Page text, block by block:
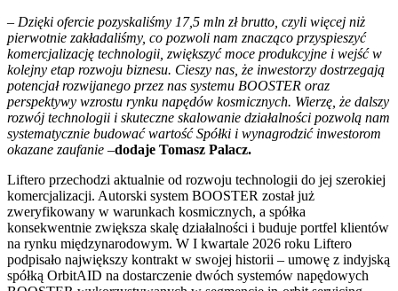
– Dzięki ofercie pozyskaliśmy 17,5 mln zł brutto, czyli więcej niż
pierwotnie zakładaliśmy, co pozwoli nam znacząco przyspieszyć
komercjalizację technologii, zwiększyć moce produkcyjne i wejść w
kolejny etap rozwoju biznesu. Cieszy nas, że inwestorzy dostrzegają
potencjał rozwijanego przez nas systemu BOOSTER oraz
perspektywy wzrostu rynku napędów kosmicznych. Wierzę, że dalszy
rozwój technologii i skuteczne skalowanie działalności pozwolą nam
systematycznie budować wartość Spółki i wynagrodzić inwestorom
okazane zaufanie –dodaje Tomasz Palacz.
Liftero przechodzi aktualnie od rozwoju technologii do jej szerokiej
komercjalizacji. Autorski system BOOSTER został już
zweryfikowany w warunkach kosmicznych, a spółka
konsekwentnie zwiększa skalę działalności i buduje portfel klientów
na rynku międzynarodowym. W I kwartale 2026 roku Liftero
podpisało największy kontrakt w swojej historii – umowę z indyjską
spółką OrbitAID na dostarczenie dwóch systemów napędowych